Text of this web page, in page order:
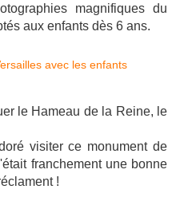
magnifiques du
aux enfants dès 6 ans.
le Hameau de la Reine, le
visiter ce monument de
franchement une bonne
!